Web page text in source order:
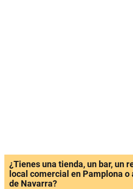
¿Tienes una tienda, un bar, un
local comercial en Pamplona o
de Navarra?